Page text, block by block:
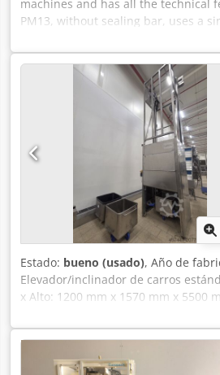
machines and has all the technical
PM13, without sealing bar, uses a
means of a rotating knife, the
be packaged by means of four
to be achieved, as it eliminates
cutting mechanisms of the reel
wrapping of: cans, PVC and PET
plastic bottles.
360 mm Reel size: - External
Cjdpfx Asyn Hw Dsqpjha
- Max edge: 100 mm Tray
characteristics)
Estado: bueno (usado), Año de
Elevador/inclinador de carros
x Alto: 1200 mm x 1570 mm x 5500
carros estándar de 200 litros cada
Transporte a convenir. El precio
alguna pregunta o comentario, no